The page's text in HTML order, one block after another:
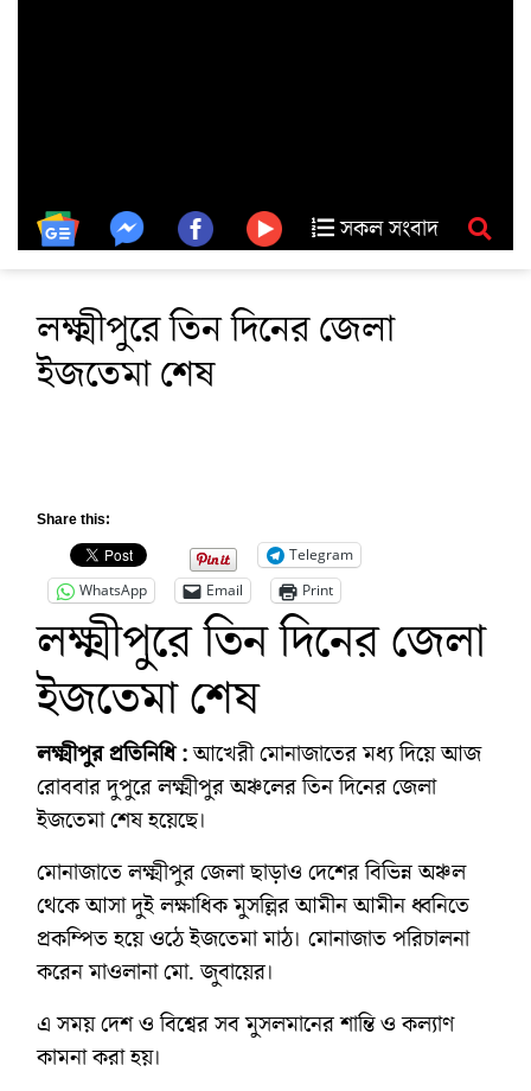
সকল সংবাদ
লক্ষ্মীপুরে তিন দিনের জেলা
ইজতেমা শেষ
Share this:
Telegram
WhatsApp
Email Print
লক্ষ্মীপুরে তিন দিনের জেলা
ইজতেমা শেষ
লক্ষ্মীপুর প্রতিনিধি :আখেরী মোনাজাতের মধ্য দিয়ে আজ
রোববার দুপুরে লক্ষ্মীপুর অঞ্চলের তিন দিনের জেলা
ইজতেমা শেষ হয়েছে।
মোনাজাতে লক্ষ্মীপুর জেলা ছাড়াও দেশের বিভিন্ন অঞ্চল
থেকে আসা দুই লক্ষাধিক মুসল্লির আমীন আমীন ধ্বনিতে
প্রকম্পিত হয়ে ওঠে ইজতেমা মাঠ। মোনাজাত পরিচালনা
করেন মাওলানা মো. জুবায়ের।
এ সময় দেশ ও বিশ্বের সব মুসলমানের শান্তি ও কল্যাণ
কামনা করা হয়।